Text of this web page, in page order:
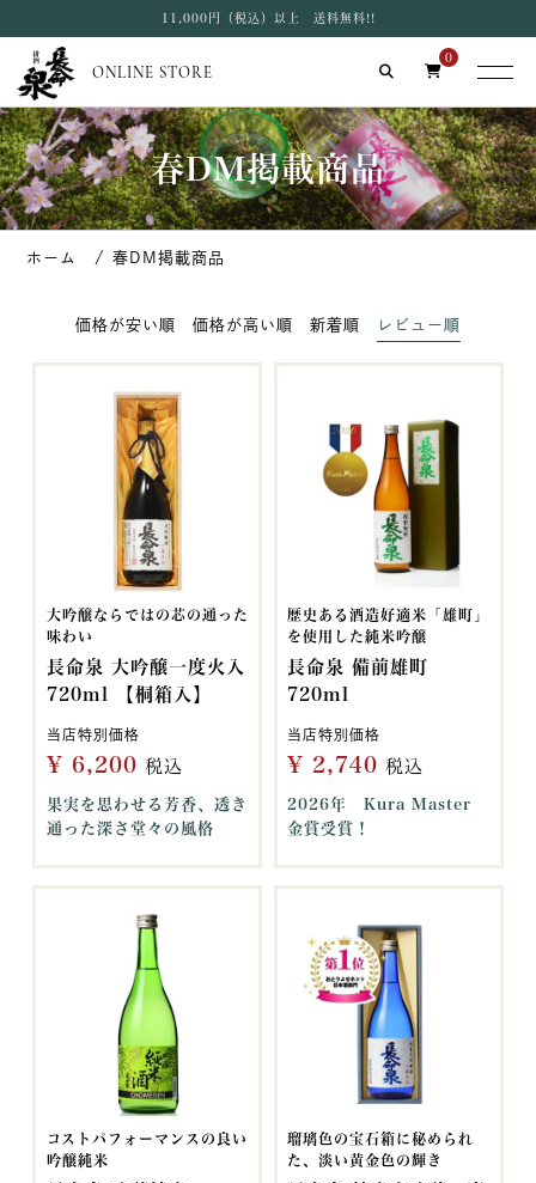
11,000円（税込）以上 送料無料!!
ONLINE STORE
0
春DM掲載商品
春DM掲載商品
価格が安い順 価格が高い順 新着順 レビュー順
大吟醸ならではの芯の通った
味わい
長命泉 大吟醸一度火入
720ml 【桐箱入】
当店特別価格
¥ 6,200 税込
果実を思わせる芳香、透き
通った深さ堂々の風格
歴史ある酒造好適米「雄町」
を使用した純米吟醸
長命泉 備前雄町
720ml
当店特別価格
¥ 2,740 税込
2026年 Kura Master
金賞受賞！
コストパフォーマンスの良い
吟醸純米
瑠璃色の宝石箱に秘められ
た、淡い黄金色の輝き